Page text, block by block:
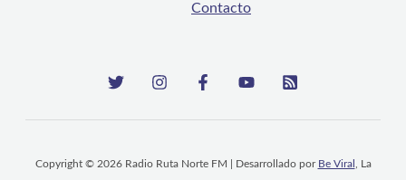
Contacto
Copyright © 2026 Radio Ruta Norte FM | Desarrollado por Be Viral , La